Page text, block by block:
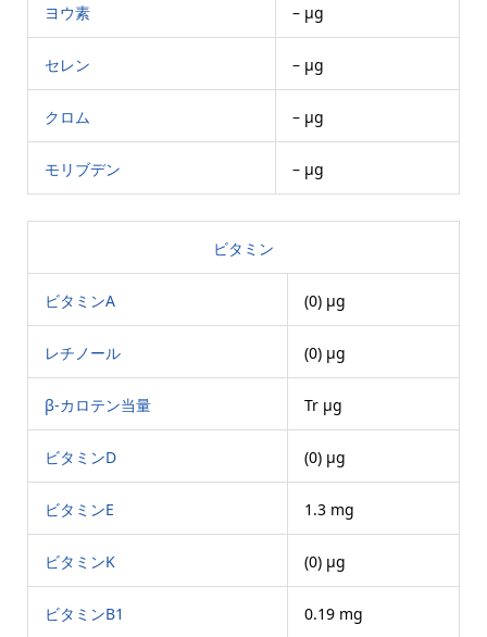
ヨウ素 – μg
セレン – μg
クロム – μg
モリブデン – μg
ビタミン
ビタミンA (0) μg
レチノール (0) μg
β-カロテン当量 Tr μg
ビタミンD (0) μg
ビタミンE 1.3 mg
ビタミンK (0) μg
ビタミンB1 0.19 mg